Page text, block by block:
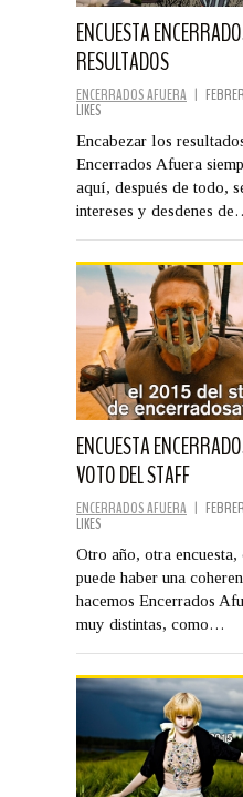
ENCUESTA
RESULTADOS
ENCERRADOS AFUERA |
LIKES
Encabezar los
Encerrados Afuera
aquí, después de todo,
intereses y desdenes
ENCUESTA
VOTO DEL STAFF
ENCERRADOS AFUERA |
LIKES
Otro año, otra
puede haber una
hacemos Encerrados
muy distintas, como…